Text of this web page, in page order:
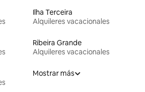
Ilha Terceira
Alquileres vacacionales
Ribeira Grande
Alquileres vacacionales
Mostrar más